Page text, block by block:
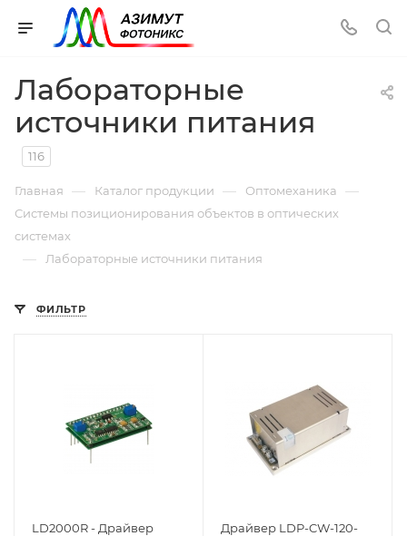
Лабораторные
источники питания
116
Главная — Каталог продукции — Оптомеханика —
Системы позиционирования объектов в оптических
системах
— Лабораторные источники питания
ФИЛЬТР
LD2000R - Драйвер
Драйвер LDP-CW-120-